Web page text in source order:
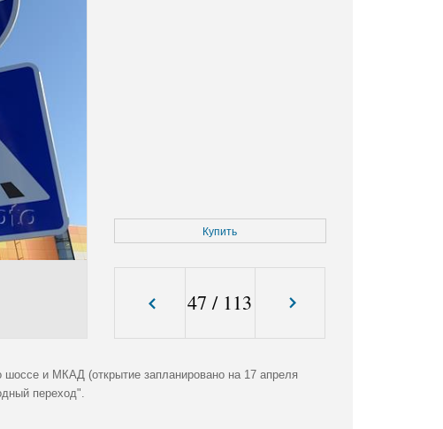
Купить
47 / 113
шоссе и МКАД (открытие запланировано на 17 апреля
переход".